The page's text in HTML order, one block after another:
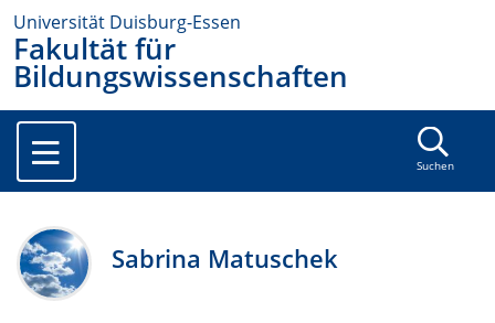
Universität Duisburg-Essen
Fakultät für
Bildungswissenschaften
Suchen
Sabrina Matuschek